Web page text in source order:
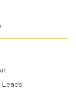
Leads